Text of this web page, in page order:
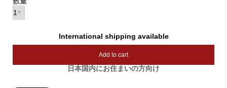
International shipping available
Add to cart
日本国内にお住まいの方向け